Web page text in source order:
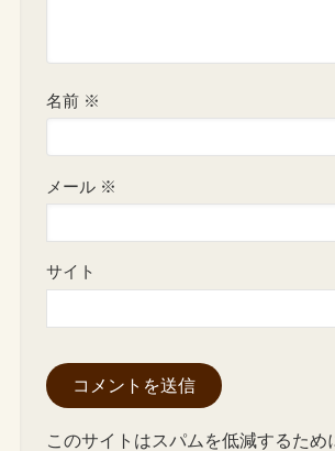
名前 ※
メール ※
サイト
このサイトはスパムを低減するため